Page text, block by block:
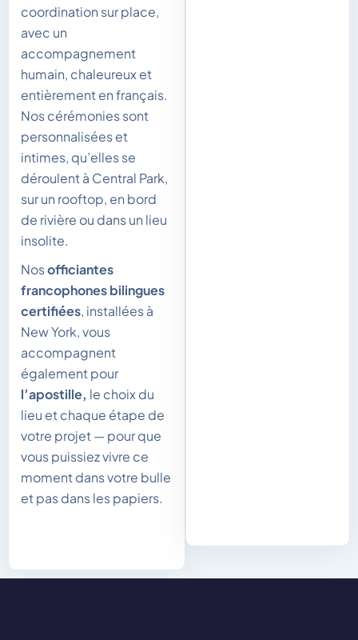
coordination sur place,
avec un
accompagnement
humain, chaleureux et
entièrement en français.
Nos cérémonies sont
personnalisées et
intimes, qu’elles se
déroulent à Central Park,
sur un rooftop, en bord
de rivière ou dans un lieu
insolite.
Nosofficiantes
francophones bilingues
certifiées, installées à
New York, vous
accompagnent
également pour
l’apostille, le choix du
lieu et chaque étape de
votre projet — pour que
vous puissiez vivre ce
moment dans votre bulle
et pas dans les papiers.